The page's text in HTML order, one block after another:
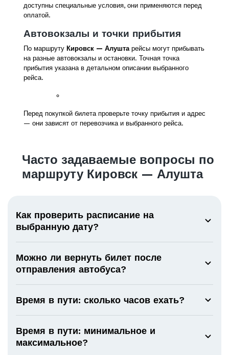
доступны специальные условия, они применяются перед
оплатой.
Автовокзалы и точки прибытия
По маршруту Кировск — Алуштарейсы могут прибывать
на разные автовокзалы и остановки. Точная точка
прибытия указана в детальном описании выбранного
рейса.
Перед покупкой билета проверьте точку прибытия и адрес
— они зависят от перевозчика и выбранного рейса.
Часто задаваемые вопросы по
маршруту Кировск — Алушта
Как проверить расписание на
выбранную дату?
Можно ли вернуть билет после
отправления автобуса?
Время в пути: сколько часов ехать?
Время в пути: минимальное и
максимальное?